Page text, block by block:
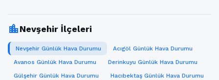
location_cityNevşehir İlçeleri
Nevşehir Günlük Hava Durumu
Acıgöl Günlük Hava Durumu
Avanos Günlük Hava Durumu
Derinkuyu Günlük Hava Durumu
Gülşehir Günlük Hava Durumu
Hacıbektaş Günlük Hava Durumu